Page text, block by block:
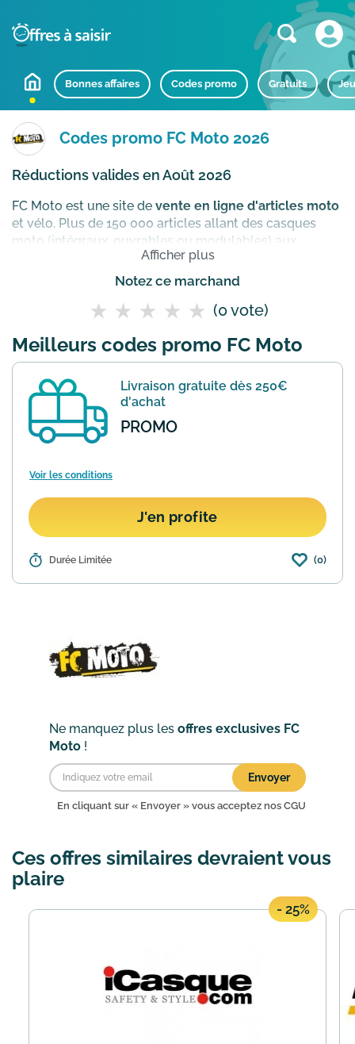
Bonnes affaires Codes promo Gratuits
Codes promo FC Moto 2026
Réductions valides en Août 2026
FC Moto est une site de vente en ligne d'articles moto
et vélo. Plus de 150 000 articles allant des casques
moto (intégraux, ouvrables ou modulables) aux
vêtements renforcés (blousons en cuir, gants, ou
airbags) pour profiter en toute sécurité de sa moto.
Afficher plus
Notez ce marchand
(0 vote)
Meilleurs codes promo FC Moto
Livraison gratuite dès 250€
d'achat
PROMO
Voir les conditions
J'en profite
Détails : Pour tout achat de plus de 250€ sur le
Durée Limitée (0)
Ne manquez plus les offres exclusives FC
Moto !
Envoyer
En cliquant sur « Envoyer » vous acceptez nos CGU
Ces offres similaires devraient vous
plaire
- 25%